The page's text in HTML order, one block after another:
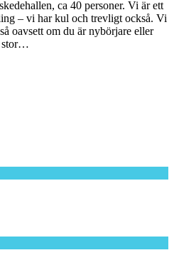
ca 40 personer. Vi är ett
– vi har kul och trevligt också. Vi
oavsett om du är nybörjare eller
stor…